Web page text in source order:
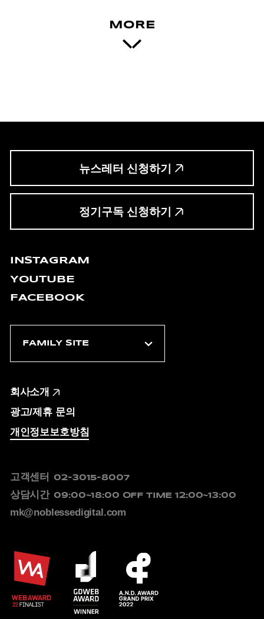
MORE
뉴스레터 신청하기
정기구독 신청하기
INSTAGRAM
YOUTUBE
FACEBOOK
회사소개
광고/제휴 문의
개인정보보호방침
고객센터 02-3015-8007
상담시간 09:00~18:00 OFF TIME 12:00~13:00
mk@noblessedigital.com